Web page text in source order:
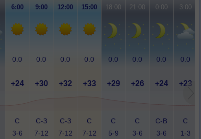
6:00 9:00 12:00 15:00 18:00 21:00 0:00 3:00
0.0 0.0 0.0 0.0 0.0 0.0 0.0 0.0
+24 +30 +32 +33 +29 +26 +24 +23
С
3-6
С-З
7-12
С-З
7-12
С
7-12
С
5-9
С
3-6
С-В
3-6
С
1-3